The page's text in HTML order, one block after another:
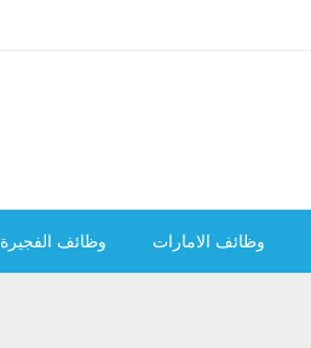
وظائف الامارات وظائف الفجيرة